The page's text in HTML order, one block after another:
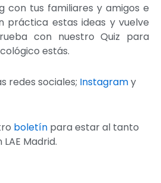
con tus familiares y amigos e
práctica estas ideas y vuelve
con nuestro Quiz para
estás.
redes sociales; Instagramy
boletín para estar al tanto
Madrid.